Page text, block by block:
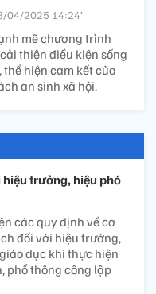
04/2025 14:24’
mẽ chương trình
thiện điều kiện sống
hiện cam kết của
an sinh xã hội.
hiệu trưởng, hiệu phó
các quy định về cơ
đối với hiệu trưởng,
dục khi thực hiện
phổ thông công lập